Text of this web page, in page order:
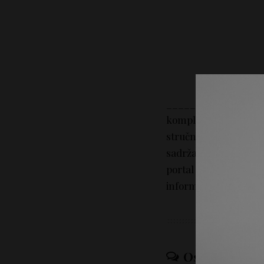
kompletan sadržaj
stručni savet. Portal
sadržaj tekstova na
portal Lepotica.rs
informacija iz
Ostavi